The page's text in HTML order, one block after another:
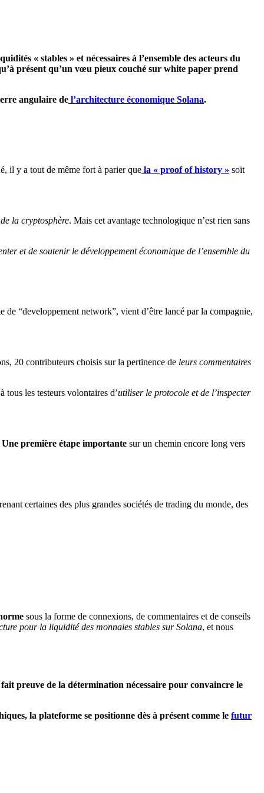
« stables » et nécessaires à l’ensemble des acteurs du
présent qu’un vœu pieux couché sur white paper prend
angulaire de l’architecture économique Solana.
il y a tout de même fort à parier que la « proof of history » soit
la cryptosphère. Mais cet avantage technologique n’est rien sans
et de soutenir le développement économique de l’ensemble du
“developpement network”, vient d’être lancé par la compagnie,
20 contributeurs choisis sur la pertinence de leurs commentaires
les testeurs volontaires d’utiliser le protocole et de l’inspecter
Une première étape importante sur un chemin encore long vers
certaines des plus grandes sociétés de trading du monde, des
sous la forme de connexions, de commentaires et de conseils
pour la liquidité des monnaies stables sur Solana, et nous
preuve de la détermination nécessaire pour convaincre le
la plateforme se positionne dès à présent comme le futur